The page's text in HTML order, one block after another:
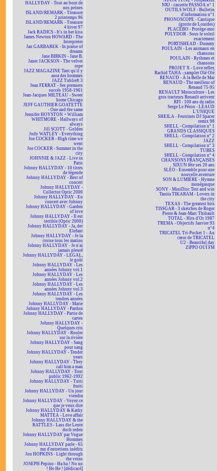
HALLYDAY - Tout au bout de
nos peines
ISLAND/REMARK - Treasure
2 printemps 96
ISLAND/REMARK - Treasure
4 hiver 97
Jack RADICS - It's in her kiss
James Newton HOWARD - The
Interpreter
Jan GARBAREK - In praise of
dreams
Jane BIRKIN - Jane B.
Janet JACKSON - The velvet
rope
JAZZ MAGAZINE Tant qu'il y
aura des hommes
JAZZ Tublieft 3
Jean FERRAT - Ses premiers
succès 1958-1961
Jean-Jacques MILTEAU - Sweet
home Chicago
JEFF GAUTHIER GOATETTE
- One and the same
Jennifer HOYSTON + William
WHITMORE - Hallways of
always
Jill SCOTT - Golden
Jody WATLEY - Everything
Joe COCKER - High time we
went
Joe COCKER - Summer in the
city
JOHNNIE & JAZZ - Live in
Paris
Johnny HALLYDAY - 10 titres
de légende
Johnny HALLYDAY - Best of
concert
Johnny HALLYDAY -
Collector Optic 2000
Johnny HALLYDAY - En
concert avec Johnny
Johnny HALLYDAY - Garden
of love
Johnny HALLYDAY - Il est
terrible (Optic 2000)
Johnny HALLYDAY - Ja, der
Elefant
Johnny HALLYDAY - Je la
croise tous les matins
Johnny HALLYDAY - Je n'ai
jamais pleuré
Johnny HALLYDAY - LEGAL,
le goût
Johnny HALLYDAY - Les
années Johnny vol.1
Johnny HALLYDAY - Les
années Johnny vol.2
Johnny HALLYDAY - Les
années Johnny vol.3
Johnny HALLYDAY - Les
tendres années
Johnny HALLYDAY - Marie
Johnny HALLYDAY - Pardon
Johnny HALLYDAY - Partie de
cartes
Johnny HALLYDAY -
Quelques cris
Johnny HALLYDAY - Rouler
sur la rivière
Johnny HALLYDAY - Sang
pour sang
Johnny HALLYDAY - Tender
years
Johnny HALLYDAY - They
call him a man
Johnny HALLYDAY - Tout
public 1962-1992
Johnny HALLYDAY - Tutti
frutti
Johnny HALLYDAY - Un jour
viendra
Johnny HALLYDAY - Voyez ce
que je veux dire
Johnny HALLYDAY & Kathy
MATTEA - Love affair
Johnny HALLYDAY & the
RATTLES - Lass die Leute
doch reden
Johnny HALLYDAY par Vogue
Hommes
Johnny HALLYDAY parle - 65
mn d'entretiens inédits
Jon HOPKINS - Light through
the veins
JOSEPH Pepino - Ha ha ! No no
! He He ! [dédicacé]
NRJ - cassette PASSOA n° 1
OUTILS WOLF - Bulletin
d'information n°1
PHONOSCOPE - Cantique
(grotte de Lourdes)
PLACEBO - Protège-moi
POLYDOR - Sous le soleil
exactement
PORTISHEAD - Dummy
POULAIN - Les animaux en
chansons
POULAIN - Rythmes et
chansons
PROJET X - Love reflex
Rachid TAHA - sampler Olé Olé
RENAUD - À la Belle de Mai
RENAUD - The meilleur of
Renaud 75-95
RENAULT Motoculture - Les
gros tracteurs Renault arrivent
RFI - 100 ans de radio
Serge Le Péron - LÉAUD
L'UNIQUE
SHEILA - Feutrines DJ Spacer
remix 98
SHELL - Compilation n° 1
GRANDS CLASSIQUES
SHELL - Compilation n° 2
JAZZ
SHELL - Compilation n° 3
TUBES
SHELL - Compilation n° 4
CHANSONS FRANÇAISES
SIXUN fête ses 20 ans
SLÉO - Ensemble pour une
nouvelle aventure
SON & LUMIÈRE - Hymne
monégasque
SONY - MiniDisc Test and win
Tanita TIKARAM - Lovers in
the city
TEXAS - The greatest hits
TISSGAR - 3 sketches de Roger
Pierre & Jean-Marc Thibault
TOTAL - Hits d'Or 1987
TREMA - Objectifs Janvier 93
n°4
TRICATEL Tri-Pocket 1 - Au
cœur de TRICATEL
U2 - Beautiful day
ZIPPO OUÏ FM